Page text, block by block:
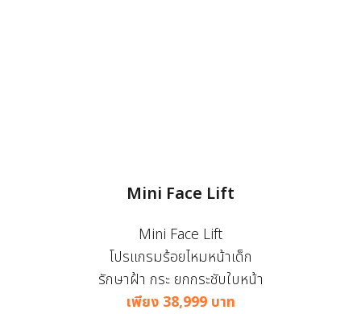
Mini Face Lift
Mini Face Lift
โปรแกรมร้อยไหมหน้าเด็ก
รักษาฝ้า กระ ยกกระชับใบหน้า
เพียง 38,999 บาท